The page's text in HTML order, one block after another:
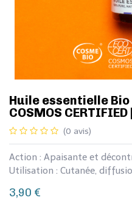
Huile essentielle
COSMOS CERTIFIED
(0 avis)
Action : Apaisante et
Utilisation : Cutanée,
3,90 €